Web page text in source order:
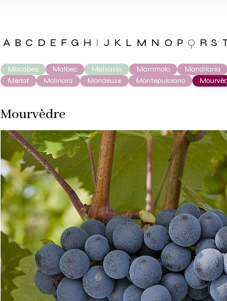
A B C D E F G H I J K L M N O P Q R S
Macabeo Malbec Malvasia Mammolo Mandilaria
Merlot
Molinara Mondeuse Montepulciano
Mourvèdre